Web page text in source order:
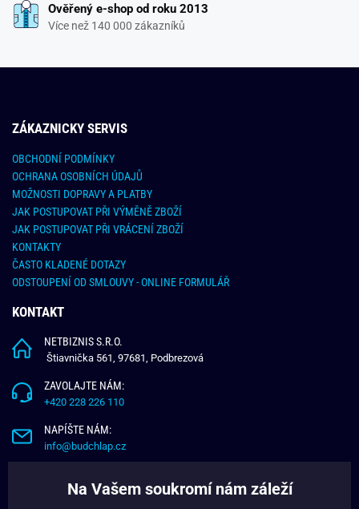
Ověřený e-shop od roku 2013
Více než 140 000 zákazníků
ZÁKAZNICKY SERVIS
OBCHODNÍ PODMÍNKY
OCHRANA OSOBNÍCH ÚDAJŮ
MOŽNOSTI DOPRAVY A PLATBY
JAK POSTUPOVAT PŘI VÝMĚNĚ ZBOŽÍ
JAK POSTUPOVAT PŘI VRÁCENÍ ZBOŽÍ
KONTAKTY
ČASTO KLADENÉ DOTAZY
ODSTOUPENÍ OD SMLOUVY - ONLINE FORMULÁŘ
KONTAKT
NETBIZNIS S.R.O.
Štiavnička 561, 97681, Podbrezová
ZAVOLAJTE NÁM:
+420 228 226 110
NAPÍŠTE NÁM:
info@budchlap.cz
Na Vašem soukromí nám záleží